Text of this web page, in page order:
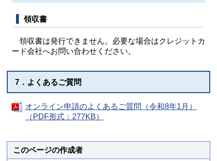
領収書
領収書は発行できません。必要な場合はクレジットカ
ード会社へお問い合わせください。
7．よくあるご質問
オンライン申請のよくあるご質問（令和8年1月）
（PDF形式：277KB）
このページの作成者